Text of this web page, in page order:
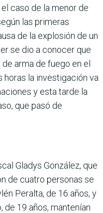
caso de la menor de
las primeras
de la explosión de un
se dio a conocer que
arma de fuego en el
horas la investigación va
y esta tarde la
que pasó de
Gladys González, que
de cuatro personas se
Peralta, de 16 años, y
de 19 años, mantenían